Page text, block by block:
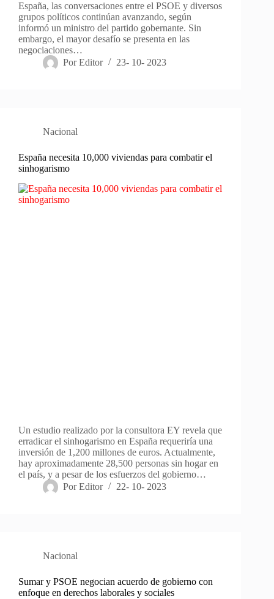
España, las conversaciones entre el PSOE y diversos
grupos políticos continúan avanzando, según
informó un ministro del partido gobernante. Sin
embargo, el mayor desafío se presenta en las
negociaciones…
Por Editor 23- 10- 2023
Nacional
España necesita 10,000 viviendas para combatir el
sinhogarismo
Un estudio realizado por la consultora EY revela que
erradicar el sinhogarismo en España requeriría una
inversión de 1,200 millones de euros. Actualmente,
hay aproximadamente 28,500 personas sin hogar en
el país, y a pesar de los esfuerzos del gobierno…
Por Editor 22- 10- 2023
Nacional
Sumar y PSOE negocian acuerdo de gobierno con
enfoque en derechos laborales y sociales